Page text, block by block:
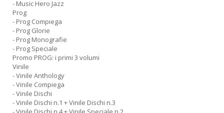
- Music Hero Jazz
Prog
- Prog Compiega
- Prog Glorie
- Prog Monografie
- Prog Speciale
Promo PROG: i primi 3 volumi
Vinile
- Vinile Anthology
- Vinile Compiega
- Vinile Dischi
- Vinile Dischi n.1 + Vinile Dischi n.3